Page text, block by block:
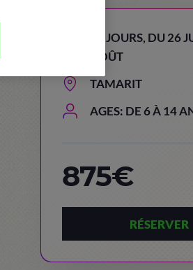
15 JOURS, DU 26
AOÛT
TAMARIT
AGES: DE 6 À 14
875€
RÉSERVER